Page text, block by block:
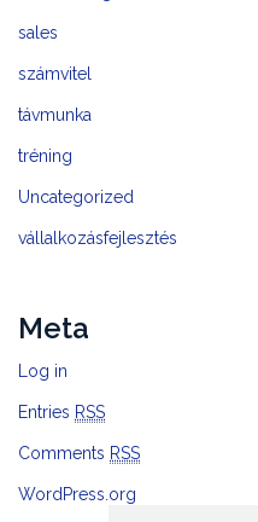
sales
számvitel
távmunka
tréning
Uncategorized
vállalkozásfejlesztés
Meta
Log in
Entries RSS
Comments RSS
WordPress.org